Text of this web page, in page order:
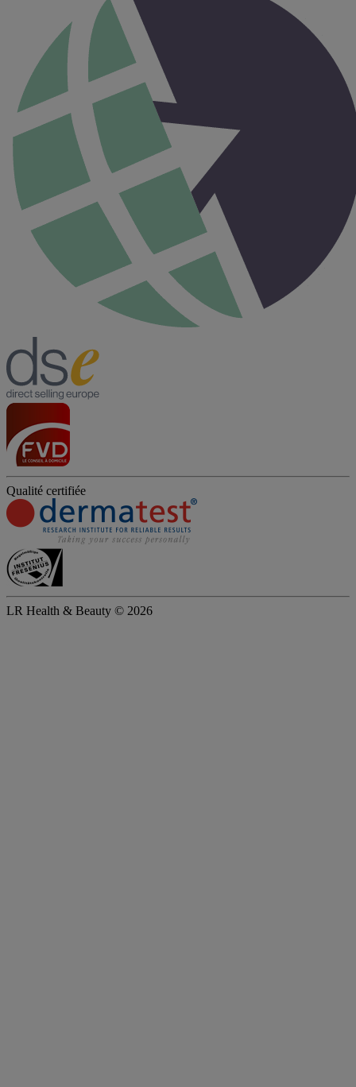
Qualité certifiée
LR Health & Beauty © 2026